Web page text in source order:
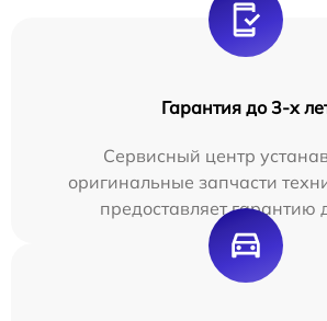
Гарантия до 3-х
Сервисный центр
оригинальные запчасти
предоставляет гарантию